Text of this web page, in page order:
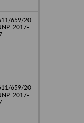
659/20
2017-
659/20
2017-